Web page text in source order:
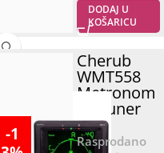
DODAJ U
KOŠARICU
-1
Cherub
WMT558
Metronom
e&Tuner